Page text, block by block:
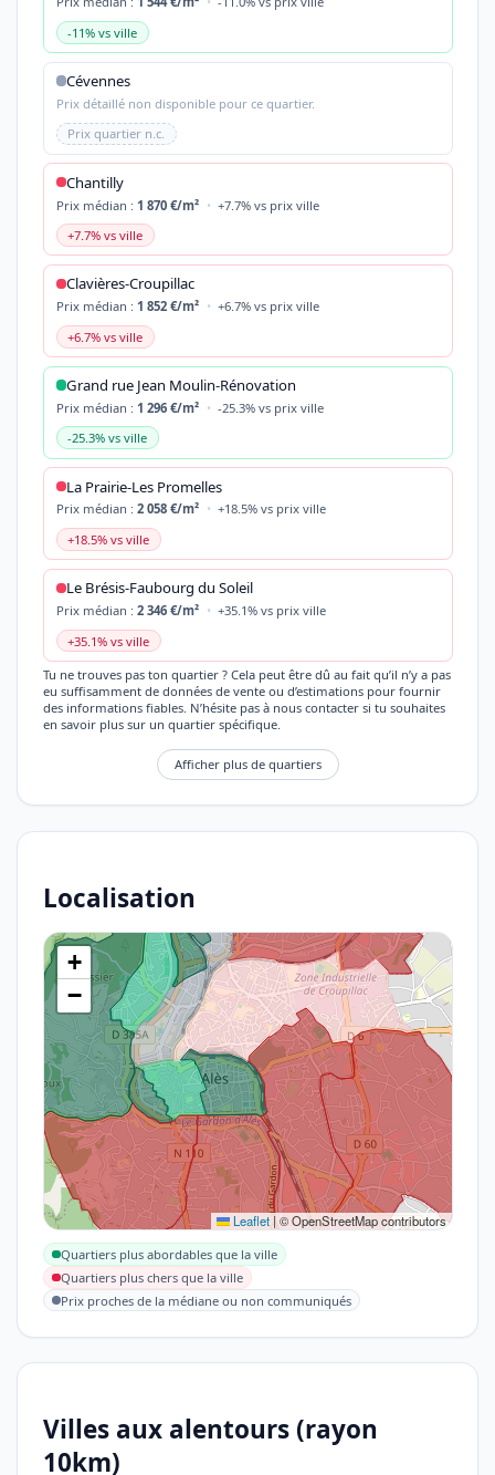
-11% vs ville
Cévennes
Prix détaillé non disponible pour ce quartier.
Prix quartier n.c.
Chantilly
Prix médian : 1 870 €/m² • +7.7% vs prix ville
+7.7% vs ville
Clavières-Croupillac
Prix médian : 1 852 €/m² • +6.7% vs prix ville
+6.7% vs ville
Grand rue Jean Moulin-Rénovation
Prix médian : 1 296 €/m² • -25.3% vs prix ville
-25.3% vs ville
La Prairie-Les Promelles
Prix médian : 2 058 €/m² • +18.5% vs prix ville
+18.5% vs ville
Le Brésis-Faubourg du Soleil
Prix médian : 2 346 €/m² • +35.1% vs prix ville
+35.1% vs ville
Tu ne trouves pas ton quartier ? Cela peut être dû au fait qu’il n’y a pas
eu suffisamment de données de vente ou d’estimations pour fournir
des informations fiables. N’hésite pas à nous contacter si tu souhaites
en savoir plus sur un quartier spécifique.
Afficher plus de quartiers
Localisation
+
−
Leaflet | © OpenStreetMap contributors
Quartiers plus abordables que la ville
Quartiers plus chers que la ville
Prix proches de la médiane ou non communiqués
Villes aux alentours (rayon
10km)